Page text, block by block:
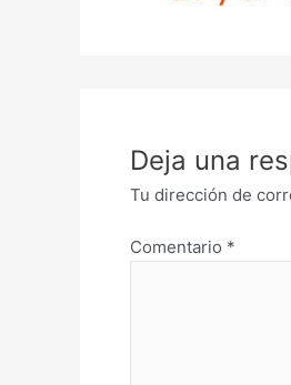
Deja una
Tu dirección de
Comentario *